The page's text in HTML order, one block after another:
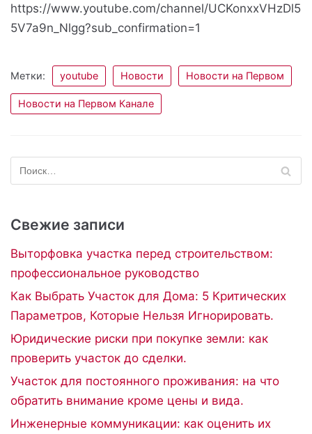
https://www.youtube.com/channel/UCKonxxVHzDl5
5V7a9n_Nlgg?sub_confirmation=1
Метки: youtube Новости Новости на Первом
Новости на Первом Канале
Свежие записи
Выторфовка участка перед строительством:
профессиональное руководство
Как Выбрать Участок для Дома: 5 Критических
Параметров, Которые Нельзя Игнорировать.
Юридические риски при покупке земли: как
проверить участок до сделки.
Участок для постоянного проживания: на что
обратить внимание кроме цены и вида.
Инженерные коммуникации: как оценить их